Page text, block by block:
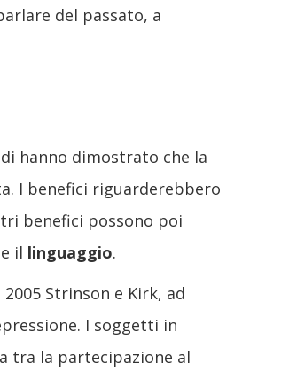
del passato, a
hanno dimostrato che la
I benefici riguarderebbero
benefici possono poi
il linguaggio.
Strinson e Kirk, ad
I soggetti in
tra la partecipazione al